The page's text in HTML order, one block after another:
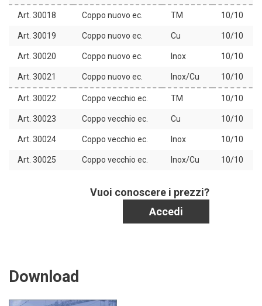
Art. 30018 Coppo nuovo ec. TM 10/10
Art. 30019 Coppo nuovo ec. Cu 10/10
Art. 30020 Coppo nuovo ec. Inox 10/10
Art. 30021 Coppo nuovo ec. Inox/Cu 10/10
Art. 30022 Coppo vecchio ec. TM 10/10
Art. 30023 Coppo vecchio ec. Cu 10/10
Art. 30024 Coppo vecchio ec. Inox 10/10
Art. 30025 Coppo vecchio ec. Inox/Cu 10/10
Vuoi conoscere i prezzi?
Accedi
Download